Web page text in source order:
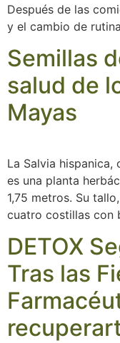
Después de las
y el cambio de
Semillas
salud de
Mayas
La Salvia
es una planta
1,75 metros. Su
cuatro costillas con
DETOX
Tras las